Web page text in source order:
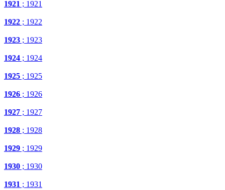
1921 ; 1921
1922 ; 1922
1923 ; 1923
1924 ; 1924
1925 ; 1925
1926 ; 1926
1927 ; 1927
1928 ; 1928
1929 ; 1929
1930 ; 1930
1931 ; 1931